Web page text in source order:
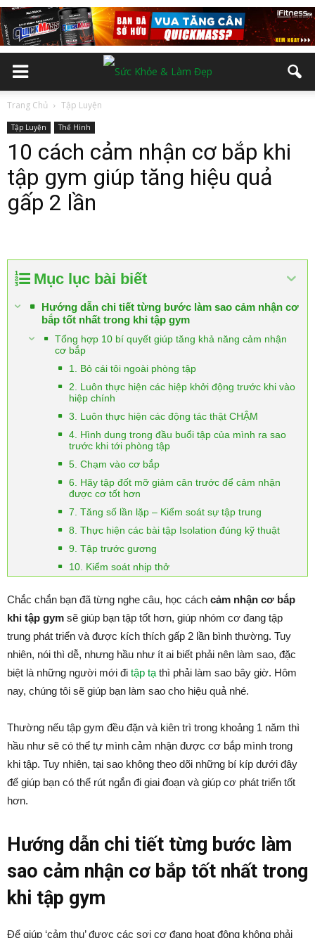
Trang Chủ Tập Luyện
Tập Luyện Thể Hình
10 cách cảm nhận cơ bắp khi
tập gym giúp tăng hiệu quả
gấp 2 lần
Mục lục bài biết
Hướng dẫn chi tiết từng bước làm sao cảm nhận cơ
bắp tốt nhất trong khi tập gym
Tổng hợp 10 bí quyết giúp tăng khả năng cảm nhận
cơ bắp
1. Bỏ cái tôi ngoài phòng tập
2. Luôn thực hiện các hiệp khởi động trước khi vào
hiệp chính
3. Luôn thực hiện các động tác thật CHẬM
4. Hình dung trong đầu buổi tập của mình ra sao
trước khi tới phòng tập
5. Chạm vào cơ bắp
6. Hãy tập đốt mỡ giảm cân trước để cảm nhận
được cơ tốt hơn
7. Tăng số lần lặp – Kiểm soát sự tập trung
8. Thực hiện các bài tập Isolation đúng kỹ thuật
9. Tập trước gương
10. Kiểm soát nhịp thở
Chắc chắn bạn đã từng nghe câu, học cách cảm nhận cơ bắp
khi tập gym sẽ giúp bạn tập tốt hơn, giúp nhóm cơ đang tập
trung phát triển và được kích thích gấp 2 lần bình thường. Tuy
nhiên, nói thì dễ, nhưng hầu như ít ai biết phải nên làm sao, đặc
biệt là những người mới đi tập tạ thì phải làm sao bây giờ. Hôm
nay, chúng tôi sẽ giúp bạn làm sao cho hiệu quả nhé.
Thường nếu tập gym đều đặn và kiên trì trong khoảng 1 năm thì
hầu như sẽ có thể tự mình cảm nhận được cơ bắp mình trong
khi tập. Tuy nhiên, tại sao không theo dõi những bí kíp dưới đây
để giúp bạn có thể rút ngắn đi giai đoạn và giúp cơ phát triển tốt
hơn.
Hướng dẫn chi tiết từng bước làm
sao cảm nhận cơ bắp tốt nhất trong
khi tập gym
Để giúp ‘cảm thụ’ được các sợi cơ đang hoạt động không phải